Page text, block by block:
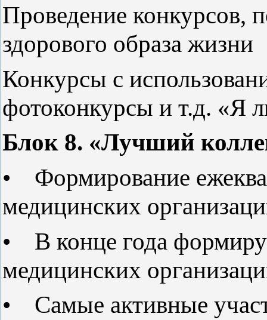
Проведение конкурсов,
здорового образа жизни
Конкурсы с
фотоконкурсы и т.д.
Блок 8. «Лучший
• Формирование
медицинских
• В конце года
медицинских
• Самые активные